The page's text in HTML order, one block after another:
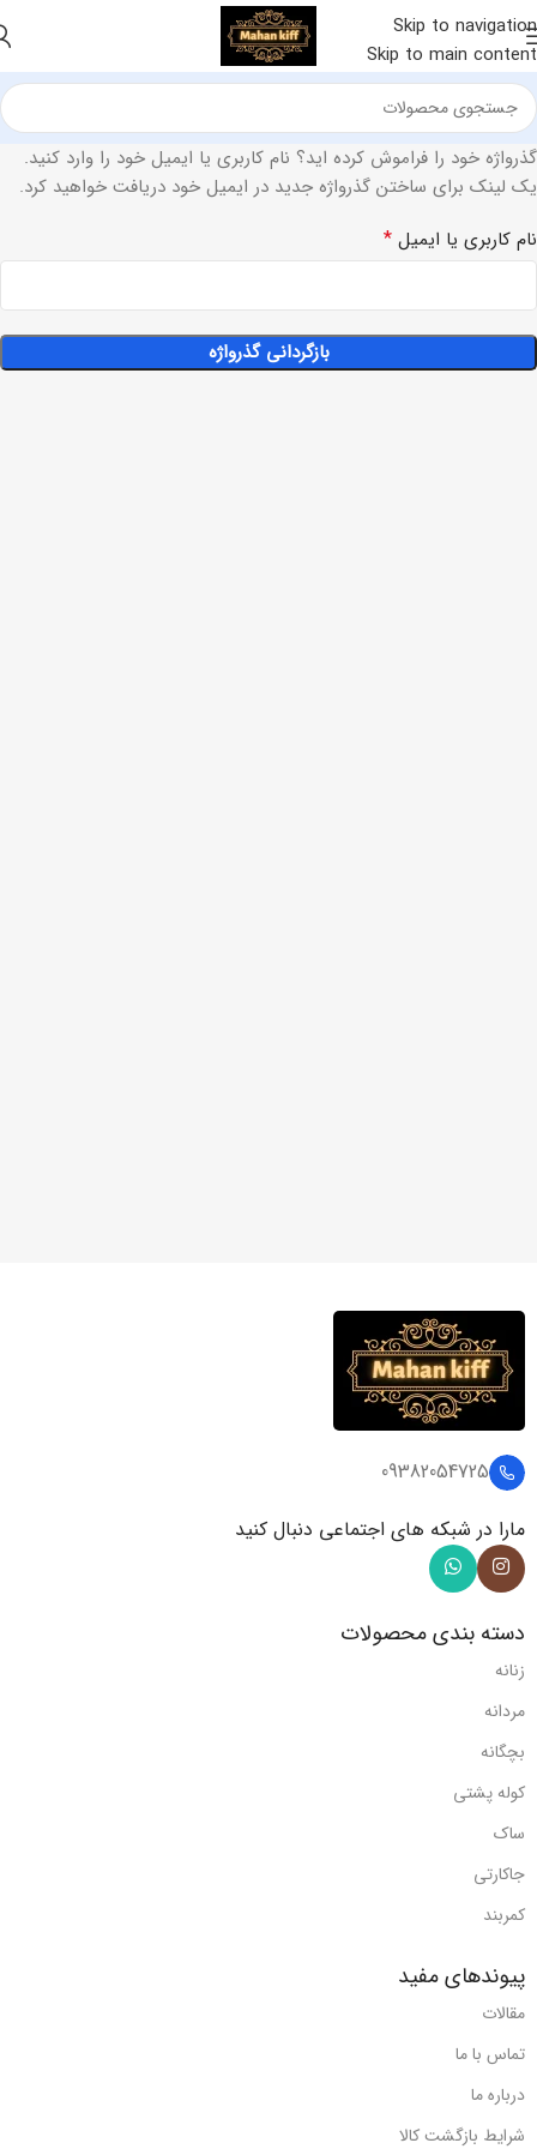
Skip to navigation
Skip to main content
گذرواژه خود را فراموش کرده اید؟ نام کاربری یا ایمیل خود را وارد کنید.
یک لینک برای ساختن گذرواژه جدید در ایمیل خود دریافت خواهید کرد.
نام کاربری یا ایمیل *
بازگردانی گذرواژه
09382054725
مارا در شبکه های اجتماعی دنبال کنید
دسته بندی محصولات
زنانه
مردانه
بچگانه
کوله پشتی
ساک
جاکارتی
کمربند
پیوندهای مفید
مقالات
تماس با ما
درباره ما
شرایط بازگشت کالا